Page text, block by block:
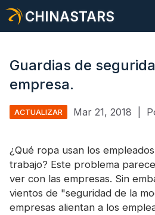
CHINASTARS
Ropa de seguridad
Material que brilla en la
Revestimiento de lavado
Guardias de
empresa.
ACTUALIZAR Mar 21, 2018
¿Qué ropa usan los
trabajo? Este problema
ver con las empresas. Sin
vientos de "seguridad de la
empresas alientan a los